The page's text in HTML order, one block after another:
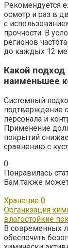
Рекомендуется
осмотр и раз в
с
прочности. В
регионов
до каждых 12
Какой
наименьшее
Системный
подтверждение
персонала и
Применение
покрытий
сравнению с
0
Понравилась
Вам также
Хранение 0
Организация
влагостойкие
В современных
обеспечить